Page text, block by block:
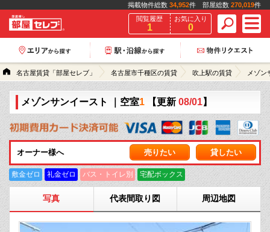
掲載物件総数 34,952件 部屋総数 270,019件
閲覧履歴
1
お気に入り
0
名古屋賃貸「部屋セレブ」 名古屋市千種区の賃貸 吹上駅の賃貸 メゾン
メゾンサンイースト ｜空室1 【更新 08/01】
オーナー様へ 売りたい 貸したい
敷金ゼロ 礼金ゼロ バス・トイレ別 宅配ボックス
写真 代表間取り図 周辺地図